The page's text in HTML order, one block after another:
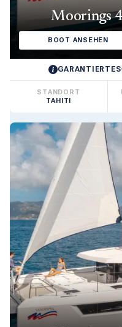
Moorings
BOOT ANSEHEN
STANDORT
TAHITI